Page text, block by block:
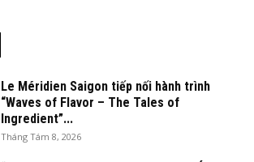
Le Méridien Saigon tiếp nối hành trình
“Waves of Flavor – The Tales of
Ingredient”...
Tháng Tám 8, 2026